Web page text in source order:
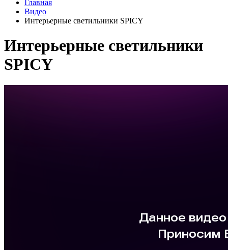
Главная
Видео
Интерьерные светильники SPICY
Интерьерные светильники
SPICY